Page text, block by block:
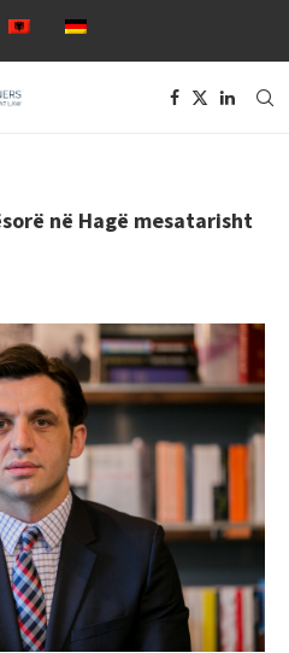
në Hagë mesatarisht